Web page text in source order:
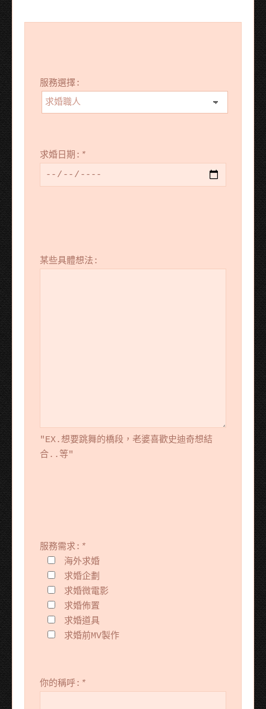
服務選擇:
求婚日期: *
某些具體想法:
"EX.想要跳舞的橋段，老婆喜歡史迪奇想結
合..等"
服務需求: *
海外求婚
求婚企劃
求婚微電影
求婚佈置
求婚道具
求婚前MV製作
你的稱呼: *